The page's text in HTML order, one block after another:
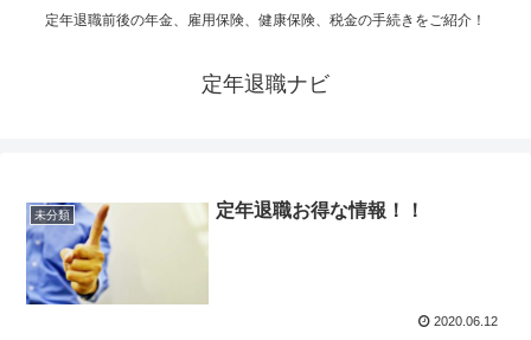
定年退職前後の年金、雇用保険、健康保険、税金の手続きをご紹介！
定年退職ナビ
未分類 定年退職お得な情報！！
2020.06.12